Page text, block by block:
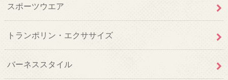
スポーツウエア
トランポリン・エクササイズ
バーネススタイル